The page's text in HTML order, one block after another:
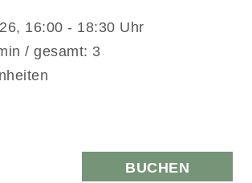
16:00 - 18:30 Uhr
/ gesamt: 3
BUCHEN